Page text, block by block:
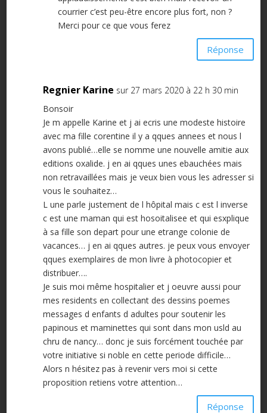
courrier c’est peu-être encore plus fort, non ?
Merci pour ce que vous ferez
Réponse
Regnier Karine sur 27 mars 2020 à 22 h 30 min
Bonsoir
Je m appelle Karine et j ai ecris une modeste histoire
avec ma fille corentine il y a qques annees et nous l
avons publié…elle se nomme une nouvelle amitie aux
editions oxalide. j en ai qques unes ebauchées mais
non retravaillées mais je veux bien vous les adresser si
vous le souhaitez…
L une parle justement de l hôpital mais c est l inverse
c est une maman qui est hosoitalisee et qui esxplique
à sa fille son depart pour une etrange colonie de
vacances… j en ai qques autres. je peux vous envoyer
qques exemplaires de mon livre à photocopier et
distribuer….
Je suis moi même hospitalier et j oeuvre aussi pour
mes residents en collectant des dessins poemes
messages d enfants d adultes pour soutenir les
papinous et maminettes qui sont dans mon usld au
chru de nancy… donc je suis forcément touchée par
votre initiative si noble en cette periode difficile…
Alors n hésitez pas à revenir vers moi si cette
proposition retiens votre attention…
Réponse